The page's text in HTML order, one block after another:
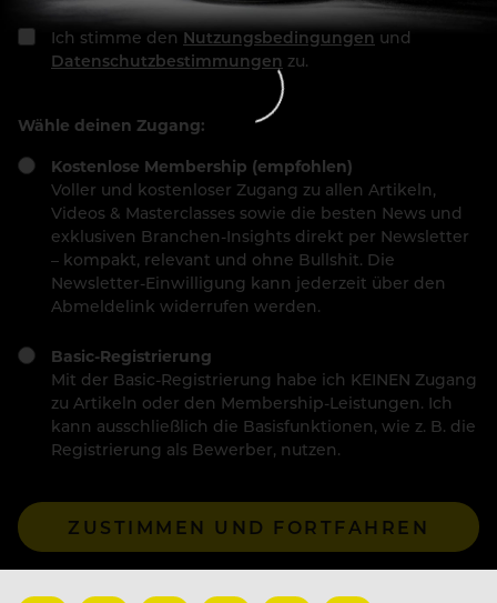
Ich stimme den Nutzungsbedingungen und
Datenschutzbestimmungen zu.
Wähle deinen Zugang:
Kostenlose Membership (empfohlen)
Voller und kostenloser Zugang zu allen Artikeln,
Videos & Masterclasses sowie die besten News und
exklusiven Branchen-Insights direkt per Newsletter
– kompakt, relevant und ohne Bullshit. Die
Newsletter-Einwilligung kann jederzeit über den
Abmeldelink widerrufen werden.
Basic-Registrierung
Mit der Basic-Registrierung habe ich KEINEN Zugang
zu Artikeln oder den Membership-Leistungen. Ich
kann ausschließlich die Basisfunktionen, wie z. B. die
Registrierung als Bewerber, nutzen.
ZUSTIMMEN UND FORTFAHREN